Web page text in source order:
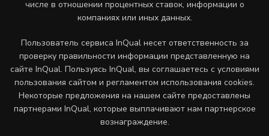
числе в отношении процентных ставок, информации о
компаниях или иных данных.
Пользователь сервиса InQual несет ответственность за
проверку правильности информации представленную на
сайте InQual. Пользуясь InQual, вы соглашаетесь с условиями
пользования сайтом и регламентом использования cookies.
Некоторые предложения на нашем сайте предоставлены
партнерами InQual, которые выплачивают нам партнерское
вознаграждение.